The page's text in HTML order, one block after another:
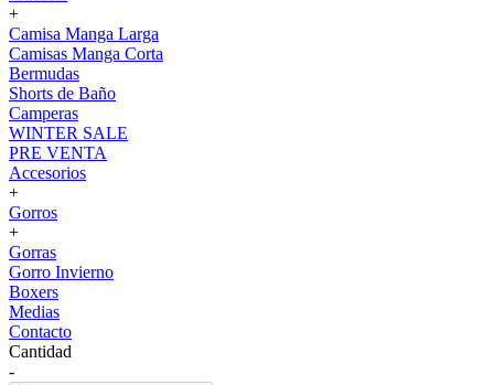
+
Camisa Manga Larga
Camisas Manga Corta
Bermudas
Shorts de Baño
Camperas
WINTER SALE
PRE VENTA
Accesorios
+
Gorros
+
Gorras
Gorro Invierno
Boxers
Medias
Contacto
Cantidad
-